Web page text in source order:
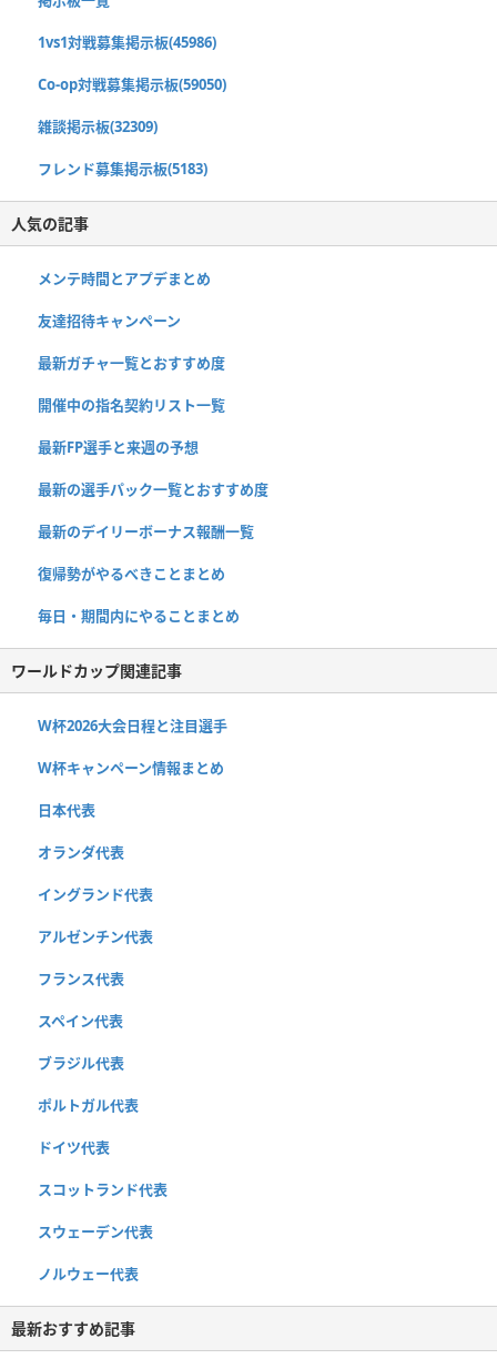
1vs1対戦募集掲示板(45986)
Co-op対戦募集掲示板(59050)
雑談掲示板(32309)
フレンド募集掲示板(5183)
人気の記事
メンテ時間とアプデまとめ
友達招待キャンペーン
最新ガチャ一覧とおすすめ度
開催中の指名契約リスト一覧
最新FP選手と来週の予想
最新の選手パック一覧とおすすめ度
最新のデイリーボーナス報酬一覧
復帰勢がやるべきことまとめ
毎日・期間内にやることまとめ
ワールドカップ関連記事
W杯2026大会日程と注目選手
W杯キャンペーン情報まとめ
日本代表
オランダ代表
イングランド代表
アルゼンチン代表
フランス代表
スペイン代表
ブラジル代表
ポルトガル代表
ドイツ代表
スコットランド代表
スウェーデン代表
ノルウェー代表
最新おすすめ記事